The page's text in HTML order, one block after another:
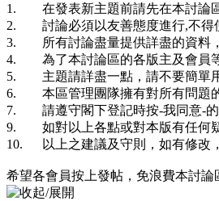
1. 在發表新主題前請先在本討論區
2. 討論必須以友善態度進行,不得使
3. 所有討論盡量提供詳盡的資料，
4. 為了本討論區的各版主及會員等
5. 主題請詳盡一點，請不要簡單用
6. 本區管理團隊擁有對所有問題的
7. 請遵守閣下登記時按-我同意-的
9. 如對以上各點或對本版有任何疑
10. 以上之建議及守則，如有修改
希望各會員按上發帖，免浪費本討論